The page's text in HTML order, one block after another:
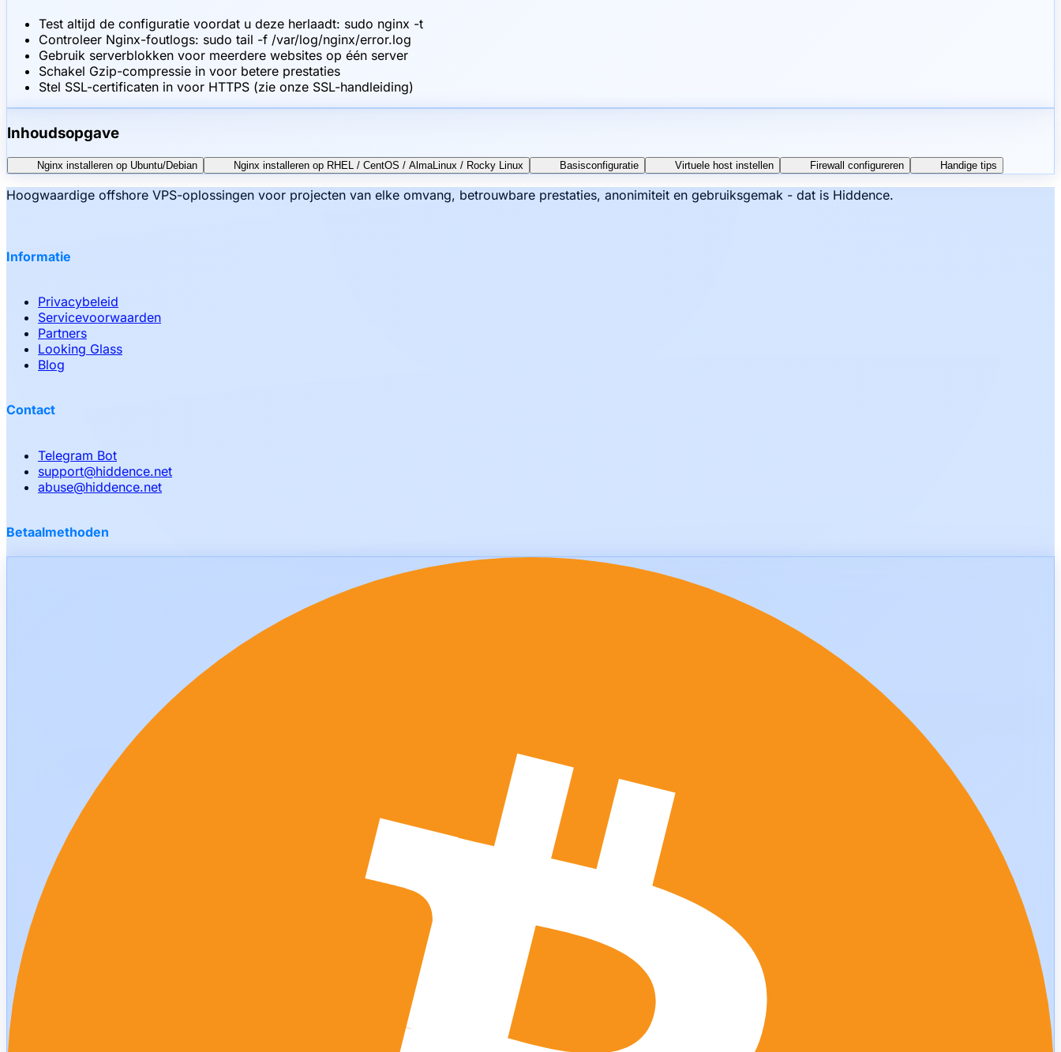
Test altijd de configuratie voordat u deze herlaadt: sudo nginx -t
Controleer Nginx-foutlogs: sudo tail -f /var/log/nginx/error.log
Gebruik serverblokken voor meerdere websites op één server
Schakel Gzip-compressie in voor betere prestaties
Stel SSL-certificaten in voor HTTPS (zie onze SSL-handleiding)
Inhoudsopgave
Nginx installeren op Ubuntu/Debian Nginx installeren op RHEL / CentOS / AlmaLinux / Rocky Linux Basisconfiguratie Virtuele host instellen Firewall configureren Handige tips
Hoogwaardige offshore VPS-oplossingen voor projecten van elke omvang, betrouwbare prestaties, anonimiteit en gebruiksgemak - dat is Hiddence.
Informatie
Privacybeleid
Servicevoorwaarden
Partners
Looking Glass
Blog
Contact
Telegram Bot
support@hiddence.net
abuse@hiddence.net
Betaalmethoden